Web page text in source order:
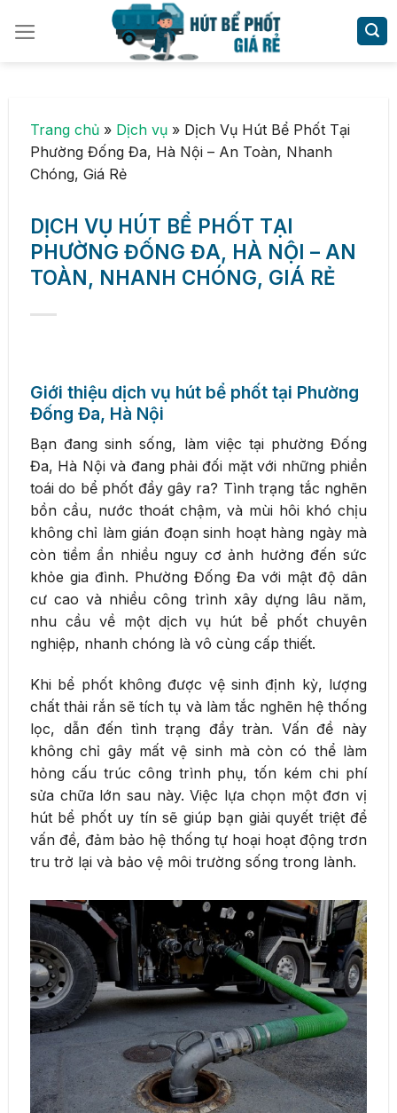
Trang chủ » Dịch vụ » Dịch Vụ Hút Bể Phốt Tại
Phường Đống Đa, Hà Nội – An Toàn, Nhanh
Chóng, Giá Rẻ
DỊCH VỤ HÚT BỂ PHỐT TẠI
PHƯỜNG ĐỐNG ĐA, HÀ NỘI – AN
TOÀN, NHANH CHÓNG, GIÁ RẺ
Giới thiệu dịch vụ hút bể phốt tại Phường
Đống Đa, Hà Nội
Bạn đang sinh sống, làm việc tại phường Đống
Đa, Hà Nội và đang phải đối mặt với những phiền
toái do bể phốt đầy gây ra? Tình trạng tắc nghẽn
bồn cầu, nước thoát chậm, và mùi hôi khó chịu
không chỉ làm gián đoạn sinh hoạt hàng ngày mà
còn tiềm ẩn nhiều nguy cơ ảnh hưởng đến sức
khỏe gia đình. Phường Đống Đa với mật độ dân
cư cao và nhiều công trình xây dựng lâu năm,
nhu cầu về một dịch vụ hút bể phốt chuyên
nghiệp, nhanh chóng là vô cùng cấp thiết.
Khi bể phốt không được vệ sinh định kỳ, lượng
chất thải rắn sẽ tích tụ và làm tắc nghẽn hệ thống
lọc, dẫn đến tình trạng đầy tràn. Vấn đề này
không chỉ gây mất vệ sinh mà còn có thể làm
hỏng cấu trúc công trình phụ, tốn kém chi phí
sửa chữa lớn sau này. Việc lựa chọn một đơn vị
hút bể phốt uy tín sẽ giúp bạn giải quyết triệt để
vấn đề, đảm bảo hệ thống tự hoại hoạt động trơn
tru trở lại và bảo vệ môi trường sống trong lành.